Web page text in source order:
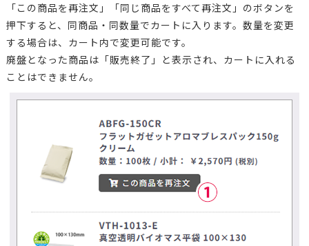
「この商品を再注文」「同じ商品をすべて再注文」のボタンを
押下すると、同商品・同数量でカートに入ります。数量を変更
する場合は、カート内で変更可能です。
廃盤となった商品は「販売終了」と表示され、カートに入れる
ことはできません。